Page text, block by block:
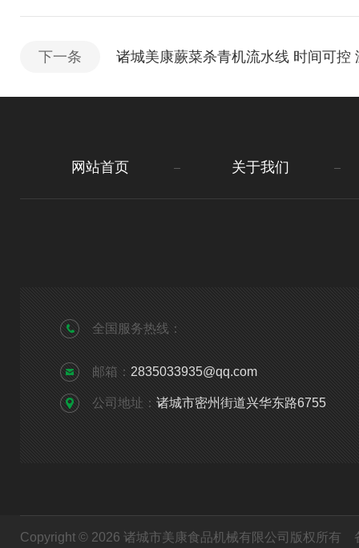
下一条 诸城美康蕨菜杀青机流水线 时间可控
网站首页 关于我们
全国服务热线：
邮箱： 2835033935@qq.com
公司地址： 诸城市密州街道兴华东路6755
Copyright © 2026 诸城市美康食品机械有限公司版权所有